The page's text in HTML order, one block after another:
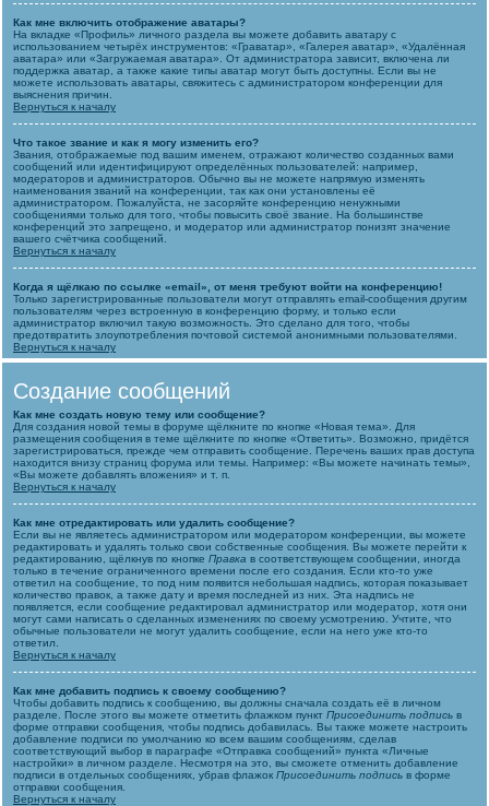
Как мне включить отображение аватары?
На вкладке «Профиль» личного раздела вы можете добавить аватару с
использованием четырёх инструментов: «Граватар», «Галерея аватар», «Удалённая
аватара» или «Загружаемая аватара». От администратора зависит, включена ли
поддержка аватар, а также какие типы аватар могут быть доступны. Если вы не
можете использовать аватары, свяжитесь с администратором конференции для
выяснения причин.
Вернуться к началу
Что такое звание и как я могу изменить его?
Звания, отображаемые под вашим именем, отражают количество созданных вами
сообщений или идентифицируют определённых пользователей: например,
модераторов и администраторов. Обычно вы не можете напрямую изменять
наименования званий на конференции, так как они установлены её
администратором. Пожалуйста, не засоряйте конференцию ненужными
сообщениями только для того, чтобы повысить своё звание. На большинстве
конференций это запрещено, и модератор или администратор понизят значение
вашего счётчика сообщений.
Вернуться к началу
Когда я щёлкаю по ссылке «email», от меня требуют войти на конференцию!
Только зарегистрированные пользователи могут отправлять email-сообщения другим
пользователям через встроенную в конференцию форму, и только если
администратор включил такую возможность. Это сделано для того, чтобы
предотвратить злоупотребления почтовой системой анонимными пользователями.
Вернуться к началу
Создание сообщений
Как мне создать новую тему или сообщение?
Для создания новой темы в форуме щёлкните по кнопке «Новая тема». Для
размещения сообщения в теме щёлкните по кнопке «Ответить». Возможно, придётся
зарегистрироваться, прежде чем отправить сообщение. Перечень ваших прав доступа
находится внизу страниц форума или темы. Например: «Вы можете начинать темы»,
«Вы можете добавлять вложения» и т. п.
Вернуться к началу
Как мне отредактировать или удалить сообщение?
Если вы не являетесь администратором или модератором конференции, вы можете
редактировать и удалять только свои собственные сообщения. Вы можете перейти к
редактированию, щёлкнув по кнопке Правка в соответствующем сообщении, иногда
только в течение ограниченного времени после его создания. Если кто-то уже
ответил на сообщение, то под ним появится небольшая надпись, которая показывает
количество правок, а также дату и время последней из них. Эта надпись не
появляется, если сообщение редактировал администратор или модератор, хотя они
могут сами написать о сделанных изменениях по своему усмотрению. Учтите, что
обычные пользователи не могут удалить сообщение, если на него уже кто-то
ответил.
Вернуться к началу
Как мне добавить подпись к своему сообщению?
Чтобы добавить подпись к сообщению, вы должны сначала создать её в личном
разделе. После этого вы можете отметить флажком пункт Присоединить подпись в
форме отправки сообщения, чтобы подпись добавилась. Вы также можете настроить
добавление подписи по умолчанию ко всем вашим сообщениям, сделав
соответствующий выбор в параграфе «Отправка сообщений» пункта «Личные
настройки» в личном разделе. Несмотря на это, вы сможете отменить добавление
подписи в отдельных сообщениях, убрав флажок Присоединить подпись в форме
отправки сообщения.
Вернуться к началу